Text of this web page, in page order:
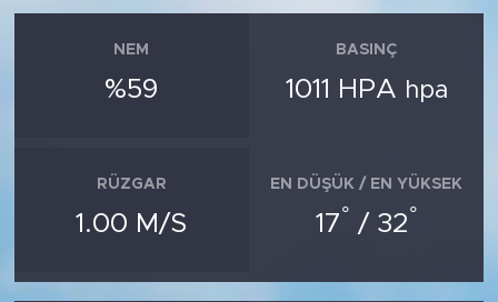
NEM
%59
BASINÇ
1011 HPA hpa
RÜZGAR
1.00 M/S
EN DÜŞÜK / EN YÜKSEK
17° / 32°